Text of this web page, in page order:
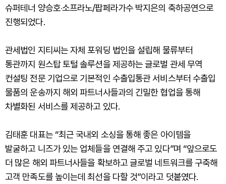
슈퍼테너 양승호‧소프라노/팝페라가수 박지은의 축하공연으로
진행되었다.
관세법인 지티씨는 자체 포워딩 법인을 설립해 물류부터
통관까지 원스탑 토털 솔루션을 제공하는 글로벌 관세 무역
컨설팅 전문 기업으로 기본적인 수출입통관 서비스부터 수출입
물품의 운송까지 해외 파트너사들과의 긴밀한 협업을 통해
차별화된 서비스를 제공하고 있다.
김태훈 대표는 “최근 국내외 소싱을 통해 좋은 아이템을
발굴하고 니즈가 있는 업체들을 연결해 주고 있다”며 “앞으로도
더 많은 해외 파트너사들을 확보하고 글로벌 네트워크를 구축해
고객 만족도를 높이는데 최선을 다할 것”이라고 덧붙였다.